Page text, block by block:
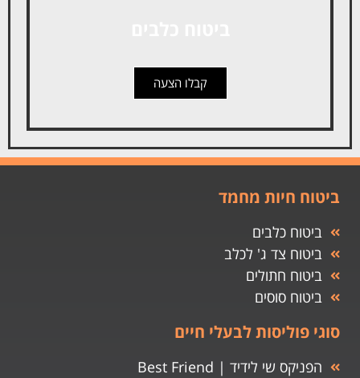
קבלו הצעה
ביטוח חיות מחמד
ביטוח כלבים
ביטוח צד ג' לכלב
ביטוח חתולים
ביטוח סוסים
סוגי פוליסות לבעלי חיים
הפניקס שי לידיד | Best Friend